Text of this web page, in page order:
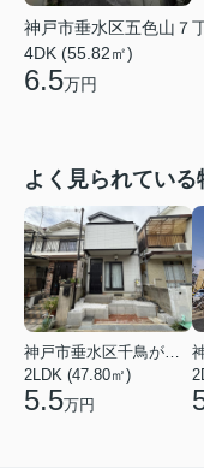
神戸市垂水区五色山７
4DK (55.82㎡)
6.5万円
よく見られている
神戸市垂水区千鳥が丘３丁目
2LDK (47.80㎡)
5.5万円